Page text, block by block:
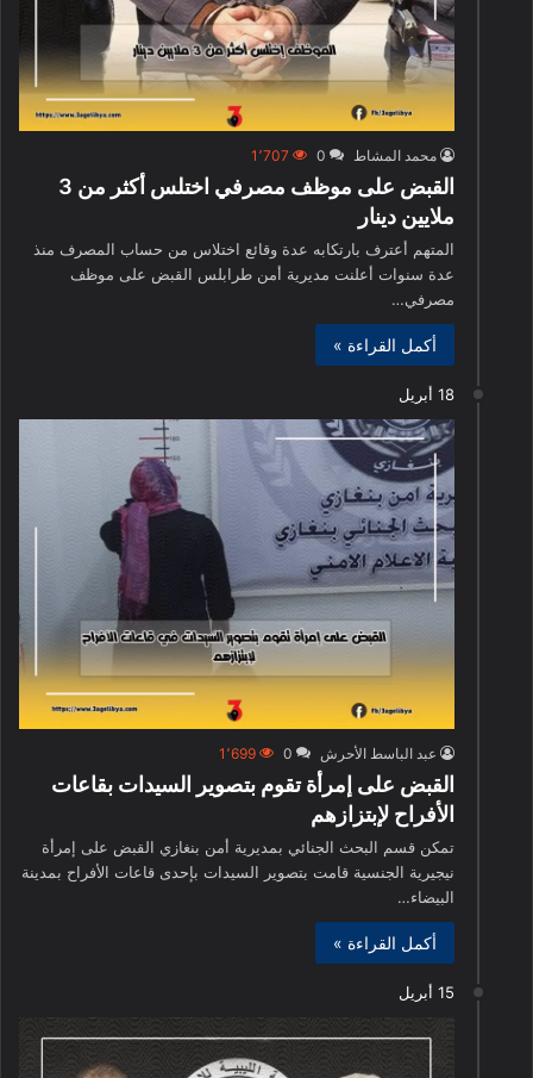
محمد المشاط 0 1٬707
القبض على موظف مصرفي اختلس أكثر من 3
ملايين دينار
المتهم أعترف بارتكابه عدة وقائع اختلاس من حساب المصرف منذ
عدة سنوات أعلنت مديرية أمن طرابلس القبض على موظف
مصرفي…
أكمل القراءة »
18 أبريل
عبد الباسط الأحرش 0 1٬699
القبض على إمرأة تقوم بتصوير السيدات بقاعات
الأفراح لإبتزازهم
تمكن قسم البحث الجنائي بمديرية أمن بنغازي القبض على إمرأة
نيجيرية الجنسية قامت بتصوير السيدات بإحدى قاعات الأفراح بمدينة
البيضاء…
أكمل القراءة »
15 أبريل